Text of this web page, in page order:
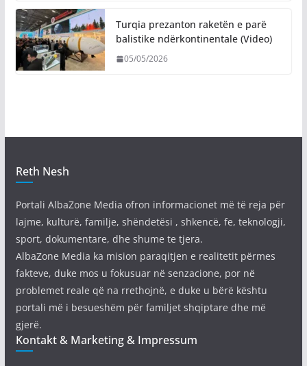
Turqia prezanton raketën e parë
balistike ndërkontinentale (Video)
05/05/2026
Reth Nesh
Portali AlbaZone Media ofron informacionet më të reja për
lajme, kulturë, familje, shëndetësi , shkencë, fe, teknologji,
sport, dokumentare, dhe shume te tjera.
AlbaZone Media ka mision paraqitjen e realitetit përmes
fakteve, duke mos u fokusuar në senzacione, por në
problemet reale që na rrethojnë, e duke u bërë kështu
portali më i besueshëm për familjet shqiptare dhe më
gjerë.
Kontakt & Marketing & Impressum